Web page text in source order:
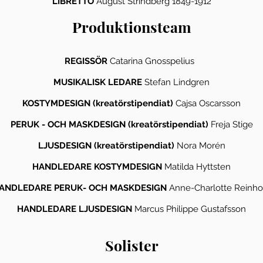
Produktionsteam
REGISSÖRCatarina Gnosspelius
MUSIKALISK LEDARE Stefan Lindgren
KOSTYMDESIGN (kreatörstipendiat) Cajsa Oscarsson
PERUK - OCH MASKDESIGN (kreatörstipendiat) Freja Stige
LJUSDESIGN (kreatörstipendiat) Nora Morén
HANDLEDARE KOSTYMDESIGN Matilda Hyttsten
PERUK- OCH MASKDESIGN Anne-Charlotte
HANDLEDARE LJUSDESIGN Marcus Philippe Gustafsson
Solister